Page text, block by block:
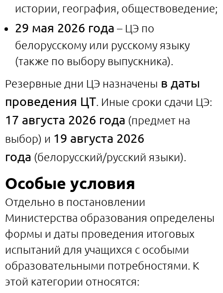
истории, география, обществоведение;
29 мая 2026 года – ЦЭ по
белорусскому или русскому языку
(также по выбору выпускника).
Резервные дни ЦЭ назначены в даты
проведения ЦТ . Иные сроки сдачи ЦЭ:
17 августа 2026 года (предмет на
выбор) и 19 августа 2026
года (белорусский/русский языки).
Особые условия
Отдельно в постановлении
Министерства образования определены
формы и даты проведения итоговых
испытаний для учащихся с особыми
образовательными потребностями. К
этой категории относятся: